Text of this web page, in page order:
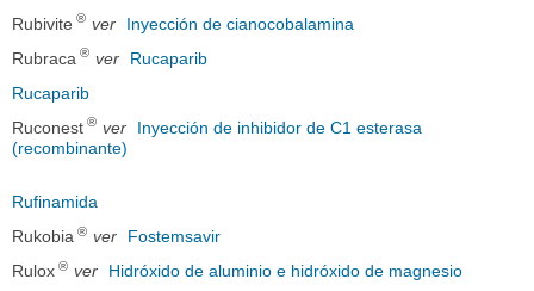
Rubivite ® ver
Inyección de cianocobalamina
Rubraca ® ver
Rucaparib
Rucaparib
Ruconest ® ver
Inyección de inhibidor de C1 esterasa
(recombinante)
Rufinamida
Rukobia ® ver
Fostemsavir
Rulox ® ver
Hidróxido de aluminio e hidróxido de magnesio